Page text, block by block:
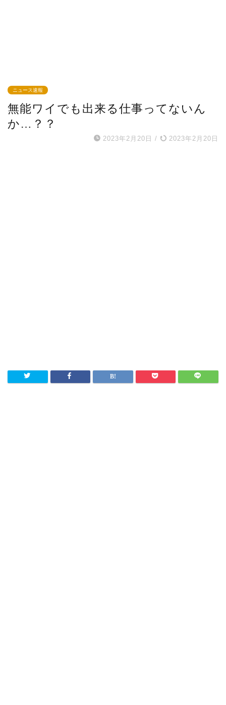
ニュース速報
無能ワイでも出来る仕事ってないん
か…？？
2023年2月20日 / 2023年2月20日